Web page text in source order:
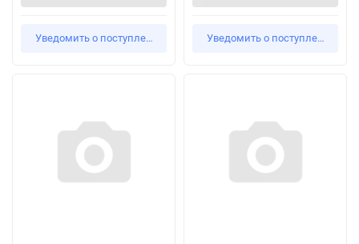
Уведомить о поступлении Уведомить о поступлении